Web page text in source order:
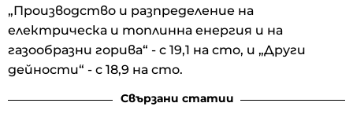
„Производство и разпределение на
електрическа и топлинна енергия и на
газообразни горива“ - с 19,1 на сто, и „Други
дейности“ - с 18,9 на сто.
Свързани статии